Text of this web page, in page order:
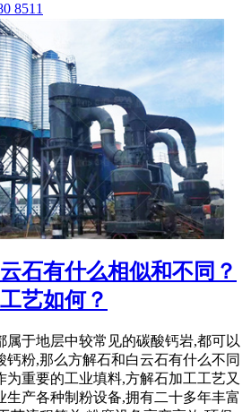
8511
石有什么相似和不同？
艺如何？
属于地层中较常见的碳酸钙岩,都可以
钙粉,那么方解石和白云石有什么不同
为重要的工业填料,方解石加工工艺又
生产各种制粉设备,拥有二十多年丰富